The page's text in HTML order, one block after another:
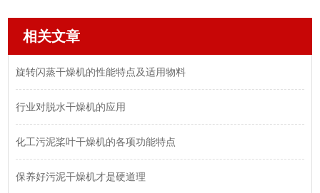
相关文章
旋转闪蒸干燥机的性能特点及适用物料
行业对脱水干燥机的应用
化工污泥桨叶干燥机的各项功能特点
保养好污泥干燥机才是硬道理